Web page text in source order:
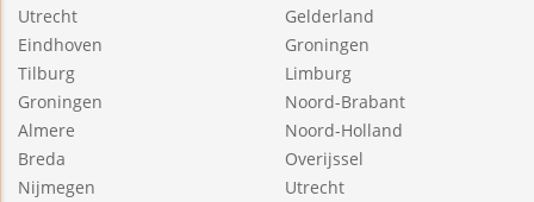
Utrecht
Eindhoven
Tilburg
Groningen
Almere
Breda
Nijmegen
Gelderland
Groningen
Limburg
Noord-Brabant
Noord-Holland
Overijssel
Utrecht